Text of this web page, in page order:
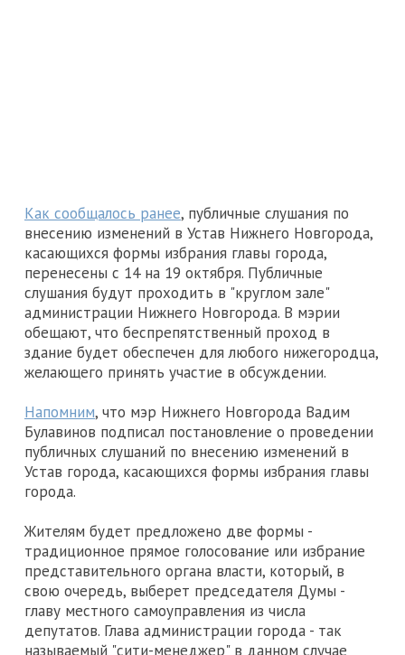
Как сообщалось ранее, публичные слушания по
внесению изменений в Устав Нижнего Новгорода,
касающихся формы избрания главы города,
перенесены c 14 на 19 октября. Публичные
слушания будут проходить в "круглом зале"
администрации Нижнего Новгорода. В мэрии
обещают, что беспрепятственный проход в
здание будет обеспечен для любого нижегородца,
желающего принять участие в обсуждении.
Напомним, что мэр Нижнего Новгорода Вадим
Булавинов подписал постановление о проведении
публичных слушаний по внесению изменений в
Устав города, касающихся формы избрания главы
города.
Жителям будет предложено две формы -
традиционное прямое голосование или избрание
представительного органа власти, который, в
свою очередь, выберет председателя Думы -
главу местного самоуправления из числа
депутатов. Глава администрации города - так
называемый "сити-менеджер" в данном случае